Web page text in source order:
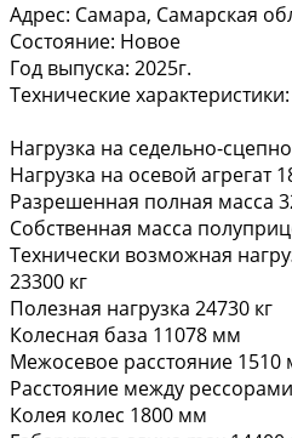
Адрес: Самара, Самарская
Состояние: Новое
Год выпуска: 2025г.
Технические характеристики:
Нагрузка на седельно-
Нагрузка на осевой агрегат
Разрешенная полная масса
Собственная масса
Технически возможная
23300 кг
Полезная нагрузка 24730 кг
Колесная база 11078 мм
Межосевое расстояние 1510
Расстояние между
Колея колес 1800 мм